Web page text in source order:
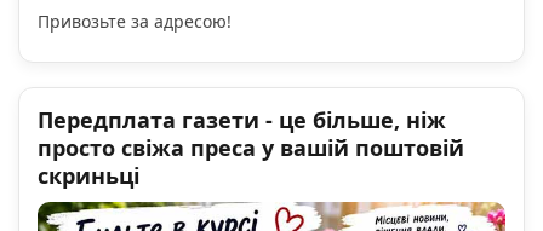
Привозьте за адресою!
Передплата газети - це більше, ніж
просто свіжа преса у вашій поштовій
скриньці